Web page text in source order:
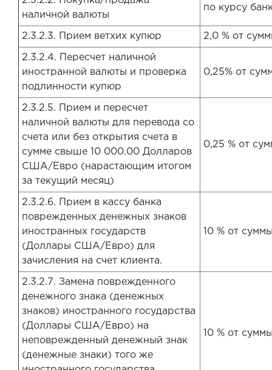
наличной валюты
по курсу
2.3.2.3. Прием ветхих купюр 2,0 % от
2.3.2.4. Пересчет наличной
иностранной валюты и проверка
подлинности купюр
0,25% от
2.3.2.5. Прием и пересчет
наличной валюты для перевода со
счета или без открытия счета в
сумме свыше 10 000.00 Долларов
США/Евро (нарастающим итогом
за текущий месяц)
0,25 % от
2.3.2.6. Прием в кассу банка
поврежденных денежных знаков
иностранных государств
(Доллары США/Евро) для
зачисления на счет клиента.
10 % от
2.3.2.7. Замена поврежденного
денежного знака (денежных
знаков) иностранного государства
(Доллары США/Евро) на
неповрежденный денежный знак
(денежные знаки) того же
10 % от